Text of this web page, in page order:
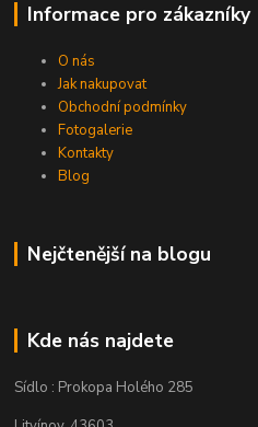
Informace pro zákazníky
O nás
Jak nakupovat
Obchodní podmínky
Fotogalerie
Kontakty
Blog
Nejčtenější na blogu
Kde nás najdete
Sídlo : Prokopa Holého 285